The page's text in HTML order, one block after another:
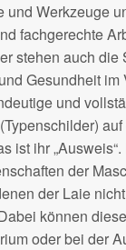
und Werkzeuge
fachgerechte
stehen auch die
Gesundheit im
und
ist ihr
der
der Laie
können
oder bei der